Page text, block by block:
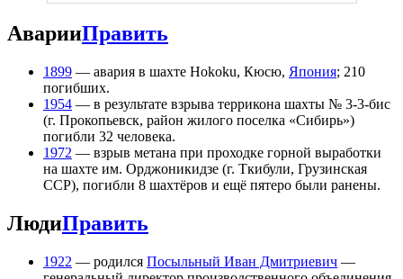
АварииПравить
1899 — авария в шахте Hokoku, Кюсю, Япония; 210
погибших.
1954 — в результате взрыва террикона шахты № 3-3-бис
(г. Прокопьевск, район жилого поселка «Сибирь»)
погибли 32 человека.
1972 — взрыв метана при проходке горной выработки
на шахте им. Орджоникидзе (г. Ткибули, Грузинская
ССР), погибли 8 шахтёров и ещё пятеро были ранены.
ЛюдиПравить
1922 — родился Посыльный Иван Дмитриевич —